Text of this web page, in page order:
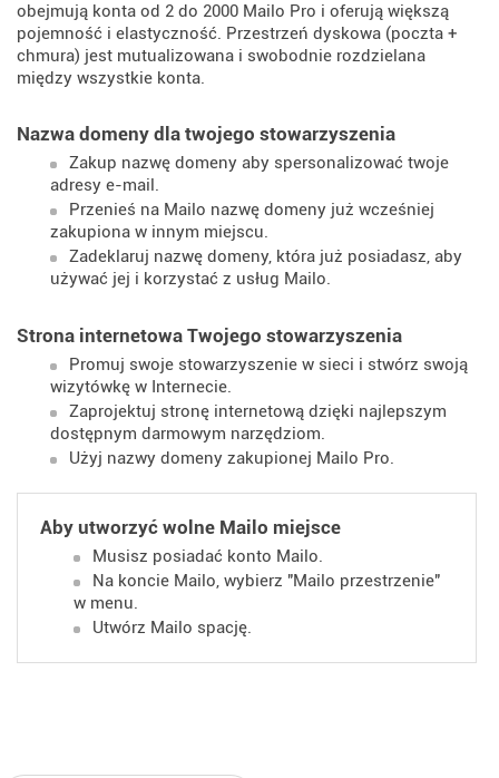
obejmują konta od 2 do 2000 Mailo Pro i oferują większą
pojemność i elastyczność. Przestrzeń dyskowa (poczta +
chmura) jest mutualizowana i swobodnie rozdzielana
między wszystkie konta.
Nazwa domeny dla twojego stowarzyszenia
Zakup nazwę domeny aby spersonalizować twoje
adresy e-mail.
Przenieś na Mailo nazwę domeny już wcześniej
zakupiona w innym miejscu.
Zadeklaruj nazwę domeny, która już posiadasz, aby
używać jej i korzystać z usług Mailo.
Strona internetowa Twojego stowarzyszenia
Promuj swoje stowarzyszenie w sieci i stwórz swoją
wizytówkę w Internecie.
Zaprojektuj stronę internetową dzięki najlepszym
dostępnym darmowym narzędziom.
Użyj nazwy domeny zakupionej Mailo Pro.
Aby utworzyć wolne Mailo miejsce
Musisz posiadać konto Mailo.
Na koncie Mailo, wybierz "Mailo przestrzenie"
w menu.
Utwórz Mailo spację.